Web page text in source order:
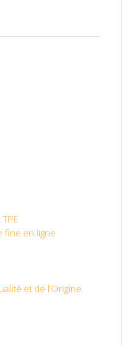
fine en ligne
et de l’Origine